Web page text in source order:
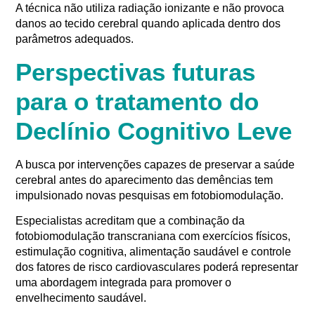
A técnica não utiliza radiação ionizante e não provoca
danos ao tecido cerebral quando aplicada dentro dos
parâmetros adequados.
Perspectivas futuras
para o tratamento do
Declínio Cognitivo Leve
A busca por intervenções capazes de preservar a saúde
cerebral antes do aparecimento das demências tem
impulsionado novas pesquisas em fotobiomodulação.
Especialistas acreditam que a combinação da
fotobiomodulação transcraniana com exercícios físicos,
estimulação cognitiva, alimentação saudável e controle
dos fatores de risco cardiovasculares poderá representar
uma abordagem integrada para promover o
envelhecimento saudável.